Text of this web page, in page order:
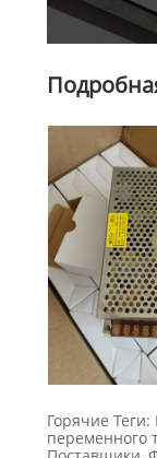
Горячие
переменного